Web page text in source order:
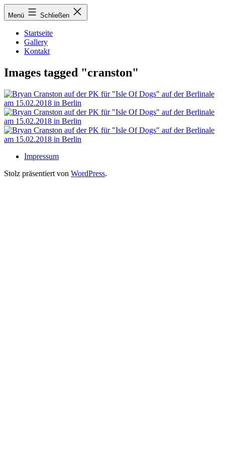
Zum
Inhalt
Menü Schließen
Startseite
Gallery
Kontakt
Images tagged "cranston"
Impressum
Stolz präsentiert von WordPress.